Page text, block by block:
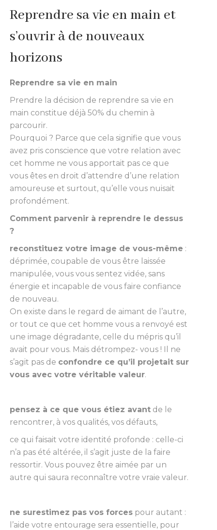
Reprendre sa vie en main et
s’ouvrir à de nouveaux
horizons
Reprendre sa vie en main
Prendre la décision de reprendre sa vie en
main constitue déjà 50% du chemin à
parcourir.
Pourquoi ? Parce que cela signifie que vous
avez pris conscience que votre relation avec
cet homme ne vous apportait pas ce que
vous êtes en droit d’attendre d’une relation
amoureuse et surtout, qu’elle vous nuisait
profondément.
Comment parvenir à reprendre le dessus
?
reconstituez votre image de vous-même :
déprimée, coupable de vous être laissée
manipulée, vous vous sentez vidée, sans
énergie et incapable de vous faire confiance
de nouveau.
On existe dans le regard de aimant de l’autre,
or tout ce que cet homme vous a renvoyé est
une image dégradante, celle du mépris qu’il
avait pour vous. Mais détrompez- vous ! Il ne
s’agit pas de confondre ce qu’il projetait sur
vous avec votre véritable valeur.
pensez à ce que vous étiez avant de le
rencontrer, à vos qualités, vos défauts,
ce qui faisait votre identité profonde : celle-ci
n’a pas été altérée, il s’agit juste de la faire
ressortir. Vous pouvez être aimée par un
autre qui saura reconnaître votre vraie valeur.
ne surestimez pas vos forces pour autant :
l’aide votre entourage sera essentielle, pour